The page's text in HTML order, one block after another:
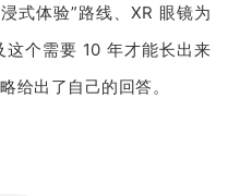
式体验”路线、 XR 眼镜为
这个需要 10 年才能长出来
给出了自己的回答。